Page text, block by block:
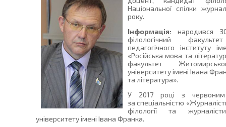
Національної спілки
року.
Інформація: народився
філологічний
педагогічного інституту
«Російська мова та
факультет
університету імені Івана
та література».
У 2017 році з червоним
за спеціальністю
філології та
університету імені Івана Франка.